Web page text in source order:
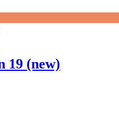
19 (new)